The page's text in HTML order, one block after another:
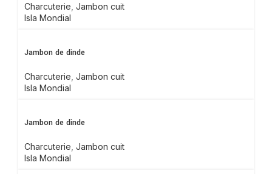
Charcuterie Jambon cuit
Isla Mondial
Jambon de dinde
Charcuterie Jambon cuit
Isla Mondial
Jambon de dinde
Charcuterie Jambon cuit
Isla Mondial